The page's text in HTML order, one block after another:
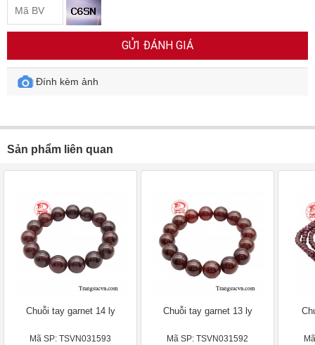
GỬI ĐÁNH GIÁ
Đính kèm ảnh
Sản phẩm liên quan
Chuỗi tay garnet 14 ly
Mã SP: TSVN031593
Chuỗi tay garnet 13 ly
Mã SP: TSVN031592